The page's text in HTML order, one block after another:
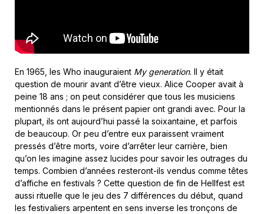
En 1965, les Who inauguraient My generation. Il y était
question de mourir avant d’être vieux. Alice Cooper avait à
peine 18 ans ; on peut considérer que tous les musiciens
mentionnés dans le présent papier ont grandi avec. Pour la
plupart, ils ont aujourd’hui passé la soixantaine, et parfois
de beaucoup. Or peu d’entre eux paraissent vraiment
pressés d’être morts, voire d’arrêter leur carrière, bien
qu’on les imagine assez lucides pour savoir les outrages du
temps. Combien d’années resteront-ils vendus comme têtes
d’affiche en festivals ? Cette question de fin de Hellfest est
aussi rituelle que le jeu des 7 différences du début, quand
les festivaliers arpentent en sens inverse les tronçons de